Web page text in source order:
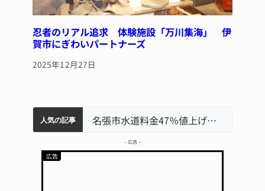
忍者のリアル追求 体験施設「万川集海」 伊
賀市にぎわいパートナーズ
2025年12月27日
人気の記事 名張市水道料金47％値上げへ 答申案、審議会で大筋まとまる
中学校の陶壁モニュメント 地元建設会社がボランティアで清掃 伊賀名張市立病院のDMAT、熊本地震の被災地へ 能登以来3回目の派遣
「息子が妊娠させた」母娘だまされ400万円詐欺被害 名張
名張市、給食センター整備へ実施計画案 14小学校集約の年次計画も
– 広告 –